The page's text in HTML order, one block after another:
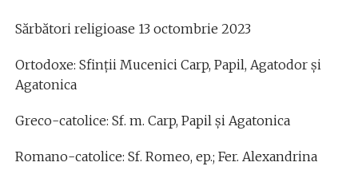
Sărbători religioase 13 octombrie 2023
Ortodoxe: Sfinţii Mucenici Carp, Papil, Agatodor şi
Agatonica
Greco-catolice: Sf. m. Carp, Papil și Agatonica
Romano-catolice: Sf. Romeo, ep.; Fer. Alexandrina